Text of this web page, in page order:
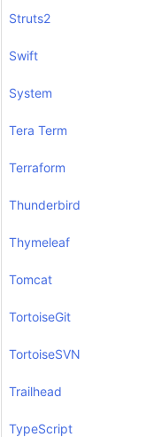
Struts2
Swift
System
Tera Term
Terraform
Thunderbird
Thymeleaf
Tomcat
TortoiseGit
TortoiseSVN
Trailhead
TypeScript